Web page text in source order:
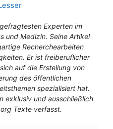
Experten im
und Medizin. Seine Artikel
Recherchearbeiten
Er ist freiberuflicher
auf die Erstellung von
des öffentlichen
spezialisiert hat.
exklusiv und ausschließlich
Texte verfasst.